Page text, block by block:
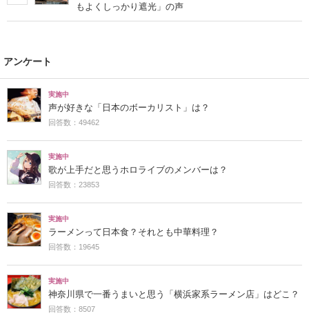
もよくしっかり遮光」の声
アンケート
実施中
声が好きな「日本のボーカリスト」は？
回答数：49462
実施中
歌が上手だと思うホロライブのメンバーは？
回答数：23853
実施中
ラーメンって日本食？それとも中華料理？
回答数：19645
実施中
神奈川県で一番うまいと思う「横浜家系ラーメン店」はどこ？
回答数：8507